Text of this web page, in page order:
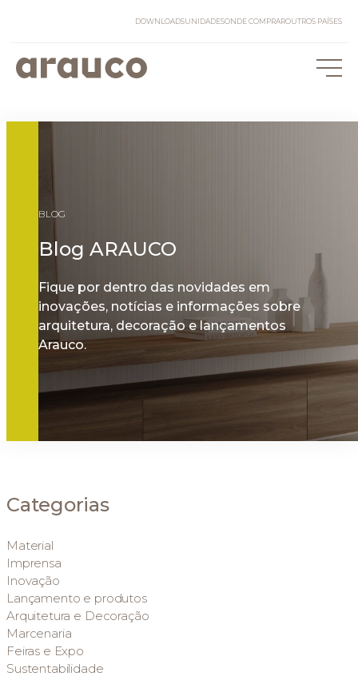
DOWNLOADSUNIDADESONDE COMPRAROUTROS PAÍSES
BLOG
Blog ARAUCO
Fique por dentro das novidades em
inovações, notícias e informações sobre
arquitetura, decoração e lançamentos
Arauco.
Categorias
Material
Imprensa
Inovação
Lançamento e produtos
Arquitetura e Decoração
Marcenaria
Feiras e Expo
Sustentabilidade